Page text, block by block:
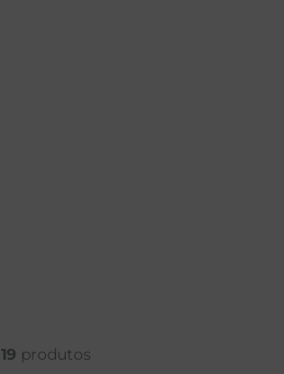
19 produtos